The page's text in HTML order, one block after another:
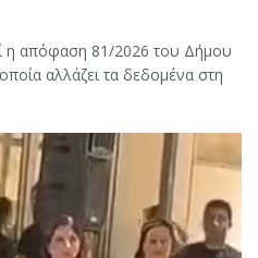
η απόφαση 81/2026 του Δήμου
αλλάζει τα δεδομένα στη